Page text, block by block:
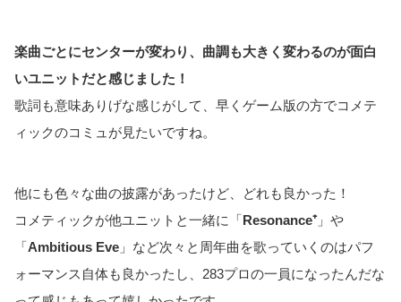
楽曲ごとにセンターが変わり、曲調も大きく変わるのが面白
いユニットだと感じました！
歌詞も意味ありげな感じがして、早くゲーム版の方でコメテ
ィックのコミュが見たいですね。
他にも色々な曲の披露があったけど、どれも良かった！
コメティックが他ユニットと一緒に「Resonance⁺」や
「Ambitious Eve 」など次々と周年曲を歌っていくのはパフ
ォーマンス自体も良かったし、283プロの一員になったんだな